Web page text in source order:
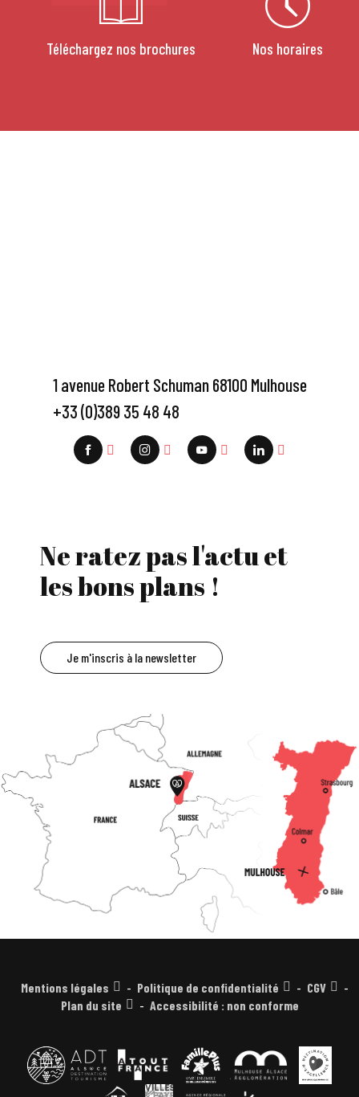
Téléchargez nos brochures Nos horaires
1 avenue Robert Schuman 68100 Mulhouse
+33 (0)389 35 48 48
Ne ratez pas l'actu et
les bons plans !
Je m'inscris à la newsletter
Mentions légales Politique de confidentialité
CGV
Plan du site
Accessibilité : non conforme